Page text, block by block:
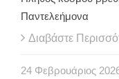
Παντελεήμονα
Διαβάστε
24 Φεβρουάριος